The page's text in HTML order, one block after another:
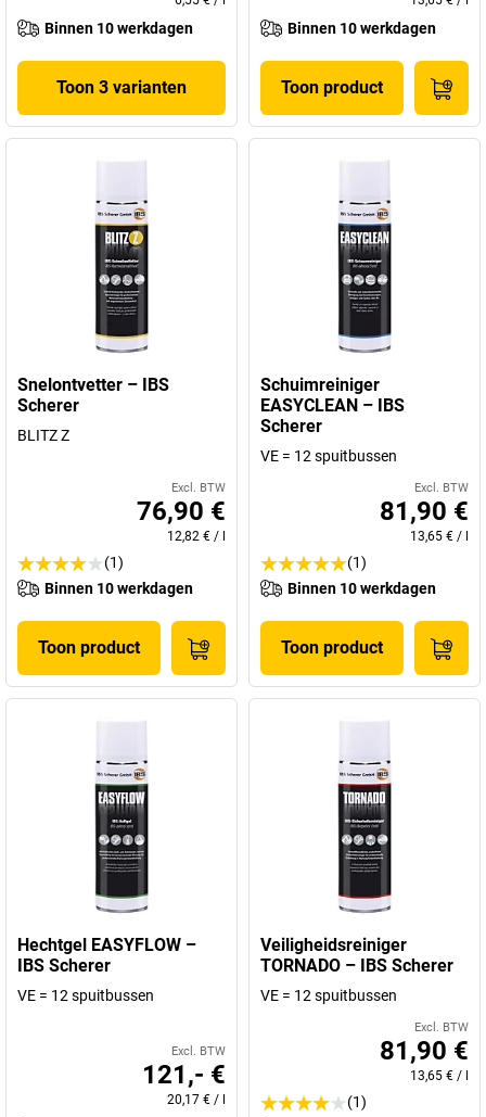
Binnen 10 werkdagen
Toon 3 varianten
Binnen 10 werkdagen
Toon product
Snelontvetter – IBS
Scherer
BLITZ Z
Excl. BTW
76,90 €
12,82 € /
(1)
Binnen 10 werkdagen
Toon product
Schuimreiniger
EASYCLEAN – IBS
Scherer
VE = 12 spuitbussen
Excl. BTW
81,90 €
13,65 € /
(1)
Binnen 10 werkdagen
Toon product
Hechtgel EASYFLOW –
IBS Scherer
VE = 12 spuitbussen
Excl. BTW
121,- €
20,17 € /
Veiligheidsreiniger
TORNADO – IBS Scherer
VE = 12 spuitbussen
Excl. BTW
81,90 €
13,65 € /
(1)